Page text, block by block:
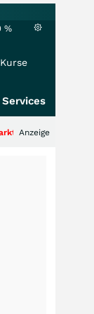
%
nur die Hälfte
Anzeige